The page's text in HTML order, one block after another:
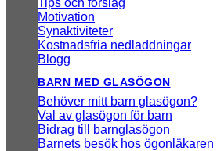
Tips och förslag
Motivation
Synaktiviteter
Kostnadsfria nedladdningar
Blogg
BARN MED GLASÖGON
Behöver mitt barn glasögon?
Val av glasögon för barn
Bidrag till barnglasögon
Barnets besök hos ögonläkaren